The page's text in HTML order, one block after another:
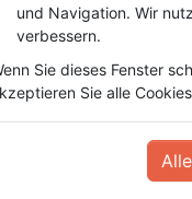
nach:
und Navigation. Wir
verbessern.
Sie dieses Fenster
Sie alle